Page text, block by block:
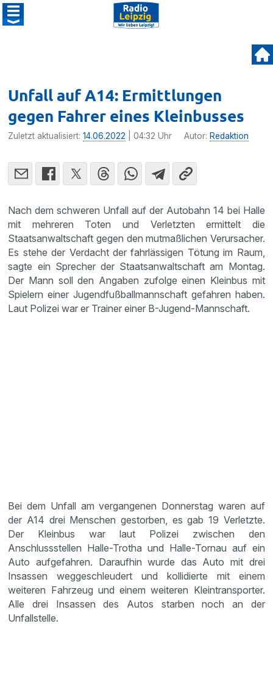
Unfall auf A14: Ermittlungen
gegen Fahrer eines Kleinbusses
Zuletzt aktualisiert:14.06.2022 | 04:32 Uhr Autor: Redaktion
Nach dem schweren Unfall auf der Autobahn 14 bei Halle
mit mehreren Toten und Verletzten ermittelt die
Staatsanwaltschaft gegen den mutmaßlichen Verursacher.
Es stehe der Verdacht der fahrlässigen Tötung im Raum,
sagte ein Sprecher der Staatsanwaltschaft am Montag.
Der Mann soll den Angaben zufolge einen Kleinbus mit
Spielern einer Jugendfußballmannschaft gefahren haben.
Laut Polizei war er Trainer einer B-Jugend-Mannschaft.
Bei dem Unfall am vergangenen Donnerstag waren auf
der A14 drei Menschen gestorben, es gab 19 Verletzte.
Der Kleinbus war laut Polizei zwischen den
Anschlussstellen Halle-Trotha und Halle-Tornau auf ein
Auto aufgefahren. Daraufhin wurde das Auto mit drei
Insassen weggeschleudert und kollidierte mit einem
weiteren Fahrzeug und einem weiteren Kleintransporter.
Alle drei Insassen des Autos starben noch an der
Unfallstelle.